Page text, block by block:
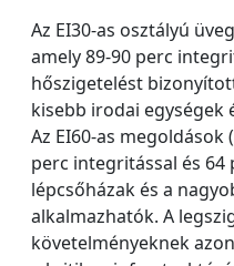
Az EI30-as osztályú
amely 89-90 perc
hőszigetelést
kisebb irodai egységek
Az EI60-as megoldások
perc integritással és 64
lépcsőházak és a
alkalmazhatók. A
követelményeknek